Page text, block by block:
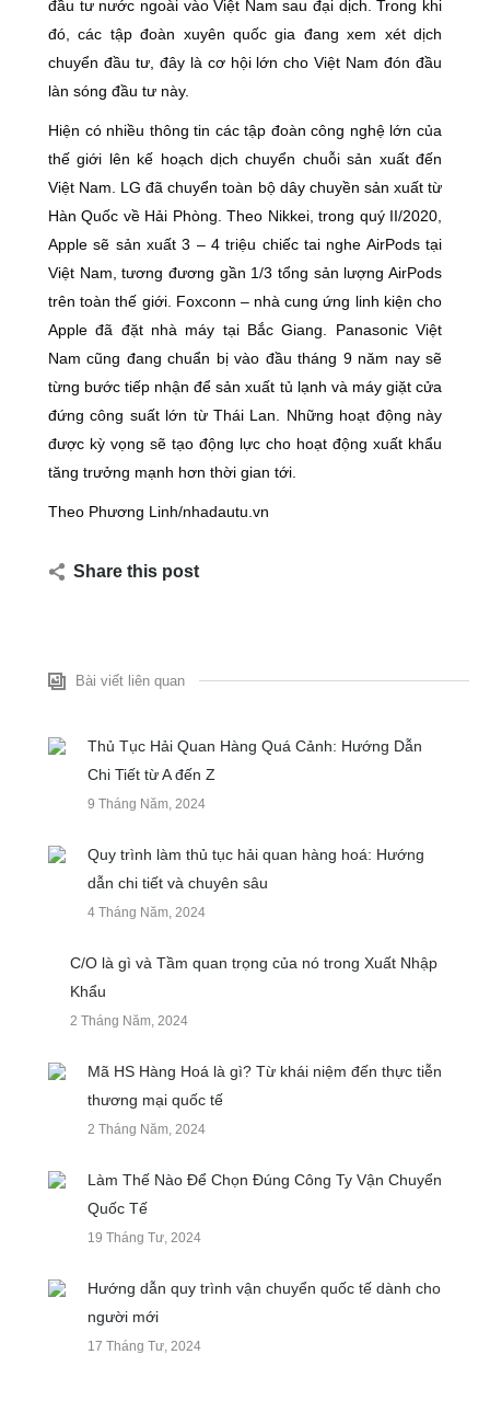
đầu tư nước ngoài vào Việt Nam sau đại dịch. Trong khi
đó, các tập đoàn xuyên quốc gia đang xem xét dịch
chuyển đầu tư, đây là cơ hội lớn cho Việt Nam đón đầu
làn sóng đầu tư này.
Hiện có nhiều thông tin các tập đoàn công nghệ lớn của
thế giới lên kế hoạch dịch chuyển chuỗi sản xuất đến
Việt Nam. LG đã chuyển toàn bộ dây chuyền sản xuất từ
Hàn Quốc về Hải Phòng. Theo Nikkei, trong quý II/2020,
Apple sẽ sản xuất 3 – 4 triệu chiếc tai nghe AirPods tại
Việt Nam, tương đương gần 1/3 tổng sản lượng AirPods
trên toàn thế giới. Foxconn – nhà cung ứng linh kiện cho
Apple đã đặt nhà máy tại Bắc Giang. Panasonic Việt
Nam cũng đang chuẩn bị vào đầu tháng 9 năm nay sẽ
từng bước tiếp nhận để sản xuất tủ lạnh và máy giặt cửa
đứng công suất lớn từ Thái Lan. Những hoạt động này
được kỳ vọng sẽ tạo động lực cho hoạt động xuất khẩu
tăng trưởng mạnh hơn thời gian tới.
Theo Phương Linh/nhadautu.vn
Share this post
Bài viết liên quan
Thủ Tục Hải Quan Hàng Quá Cảnh: Hướng Dẫn
Chi Tiết từ A đến Z
9 Tháng Năm, 2024
Quy trình làm thủ tục hải quan hàng hoá: Hướng
dẫn chi tiết và chuyên sâu
4 Tháng Năm, 2024
C/O là gì và Tầm quan trọng của nó trong Xuất Nhập
Khẩu
2 Tháng Năm, 2024
Mã HS Hàng Hoá là gì? Từ khái niệm đến thực tiễn
thương mại quốc tế
2 Tháng Năm, 2024
Làm Thế Nào Để Chọn Đúng Công Ty Vận Chuyển
Quốc Tế
19 Tháng Tư, 2024
Hướng dẫn quy trình vận chuyển quốc tế dành cho
người mới
17 Tháng Tư, 2024